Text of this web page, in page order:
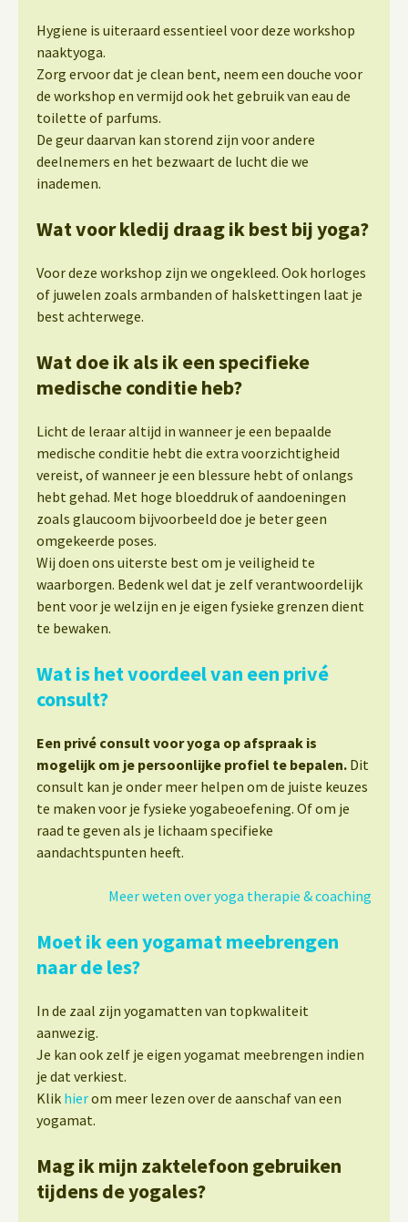
Hygiene is uiteraard essentieel voor deze workshop
naaktyoga.
Zorg ervoor dat je clean bent, neem een douche voor
de workshop en vermijd ook het gebruik van eau de
toilette of parfums.
De geur daarvan kan storend zijn voor andere
deelnemers en het bezwaart de lucht die we
inademen.
Wat voor kledij draag ik best bij yoga?
Voor deze workshop zijn we ongekleed. Ook horloges
of juwelen zoals armbanden of halskettingen laat je
best achterwege.
Wat doe ik als ik een specifieke
medische conditie heb?
Licht de leraar altijd in wanneer je een bepaalde
medische conditie hebt die extra voorzichtigheid
vereist, of wanneer je een blessure hebt of onlangs
hebt gehad. Met hoge bloeddruk of aandoeningen
zoals glaucoom bijvoorbeeld doe je beter geen
omgekeerde poses.
Wij doen ons uiterste best om je veiligheid te
waarborgen. Bedenk wel dat je zelf verantwoordelijk
bent voor je welzijn en je eigen fysieke grenzen dient
te bewaken.
Wat is het voordeel van een privé
consult?
Een privé consult voor yoga op afspraak is
mogelijk om je persoonlijke profiel te bepalen. Dit
consult kan je onder meer helpen om de juiste keuzes
te maken voor je fysieke yogabeoefening. Of om je
raad te geven als je lichaam specifieke
aandachtspunten heeft.
Meer weten over yoga therapie & coaching
Moet ik een yogamat meebrengen
naar de les?
In de zaal zijn yogamatten van topkwaliteit
aanwezig.
Je kan ook zelf je eigen yogamat meebrengen indien
je dat verkiest.
Klik hierom meer lezen over de aanschaf van een
yogamat.
Mag ik mijn zaktelefoon gebruiken
tijdens de yogales?